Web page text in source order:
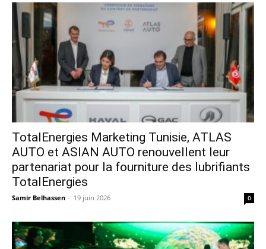
TotalEnergies Marketing Tunisie, ATLAS
AUTO et ASIAN AUTO renouvellent leur
partenariat pour la fourniture des lubrifiants
TotalEnergies
Samir Belhassen - 19 juin 2026 0